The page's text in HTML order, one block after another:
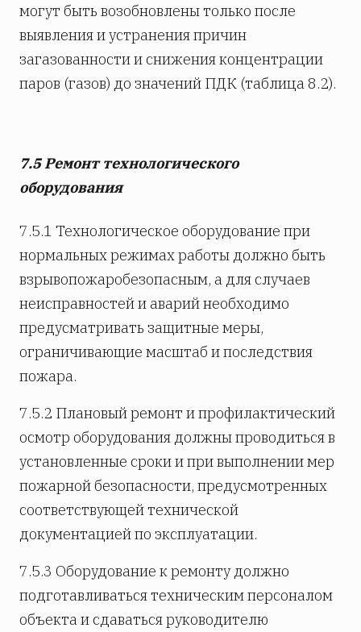
могут быть возобновлены только после
выявления и устранения причин
загазованности и снижения концентрации
паров (газов) до значений ПДК (таблица 8.2).
7.5 Ремонт технологического
оборудования
7.5.1 Технологическое оборудование при
нормальных режимах работы должно быть
взрывопожаробезопасным, а для случаев
неисправностей и аварий необходимо
предусматривать защитные меры,
ограничивающие масштаб и последствия
пожара.
7.5.2 Плановый ремонт и профилактический
осмотр оборудования должны проводиться в
установленные сроки и при выполнении мер
пожарной безопасности, предусмотренных
соответствующей технической
документацией по эксплуатации.
7.5.3 Оборудование к ремонту должно
подготавливаться техническим персоналом
объекта и сдаваться руководителю